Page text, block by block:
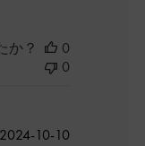
か？
0
0
公
2024-10-10